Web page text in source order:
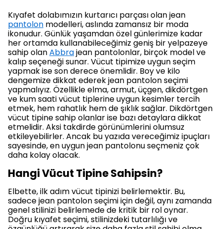
Kıyafet dolabımızın kurtarıcı parçası olan jean
pantolon modelleri, aslında zamansız bir moda
ikonudur. Günlük yaşamdan özel günlerimize kadar
her ortamda kullanabileceğimiz geniş bir yelpazeye
sahip olanAbbrajean pantolonlar, birçok model ve
kalıp seçeneği sunar. Vücut tipimize uygun seçim
yapmak ise son derece önemlidir. Boy ve kilo
dengemize dikkat ederek jean pantolon seçimi
yapmalıyız. Özellikle elma, armut, üçgen, dikdörtgen
ve kum saati vücut tiplerine uygun kesimler tercih
etmek, hem rahatlık hem de şıklık sağlar. Dikdörtgen
vücut tipine sahip olanlar ise bazı detaylara dikkat
etmelidir. Aksi takdirde görünümlerini olumsuz
etkileyebilirler. Ancak bu yazıda vereceğimiz ipuçları
sayesinde, en uygun jean pantolonu seçmeniz çok
daha kolay olacak.
Hangi Vücut Tipine Sahipsin?
Elbette, ilk adım vücut tipinizi belirlemektir. Bu,
sadece jean pantolon seçimi için değil, aynı zamanda
genel stilinizi belirlemede de kritik bir rol oynar.
Doğru kıyafet seçimi, stilinizdeki tutarlılığı ve